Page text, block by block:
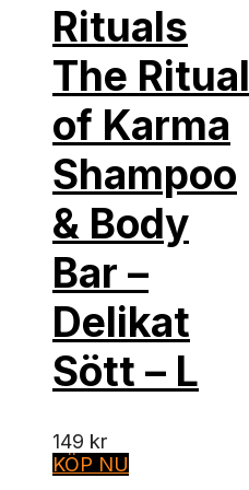
Rituals
The Ritual
of Karma
Shampoo
& Body
Bar –
Delikat
Sött – L
149 kr
KÖP NU